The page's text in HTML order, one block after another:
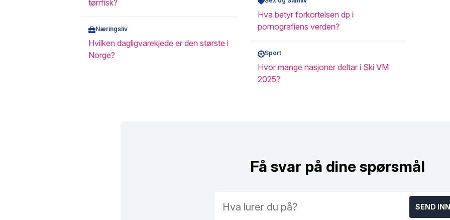
tørrfisk?
Næringsliv
Hvilken dagligvarekjede er den største i
Norge?
Hva betyr forkortelsen dp i
pornografiens verden?
Sport
Hvor mange nasjoner deltar i Ski VM
2025?
Få svar på dine spørsmål
SEND